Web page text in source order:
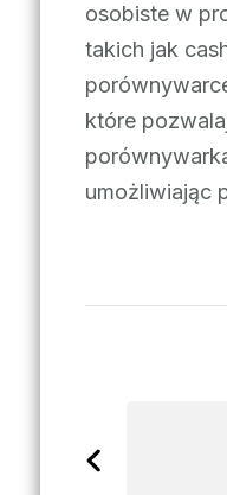
osobiste w
takich jak
które
umożliwiając